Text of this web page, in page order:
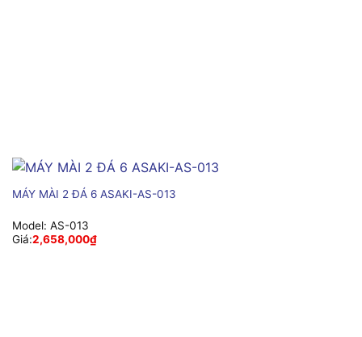
MÁY MÀI 2 ĐÁ 6 ASAKI-AS-013
Model: AS-013
Giá:2,658,000₫